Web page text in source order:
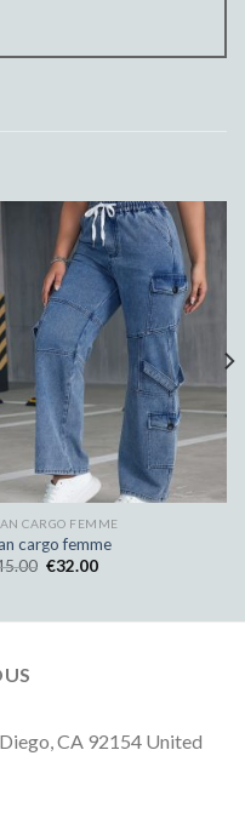
CARGO FEMME
cargo femme
€32.00
CA 92154 United